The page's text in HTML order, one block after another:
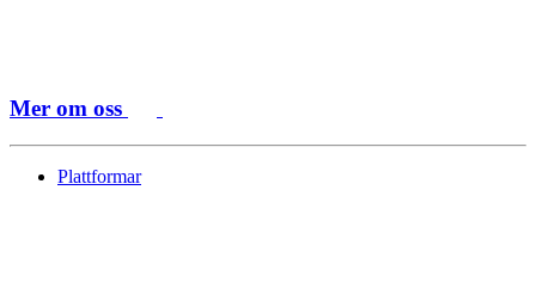
Mer om oss
Plattformar